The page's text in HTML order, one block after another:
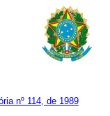
nº 114, de 1989